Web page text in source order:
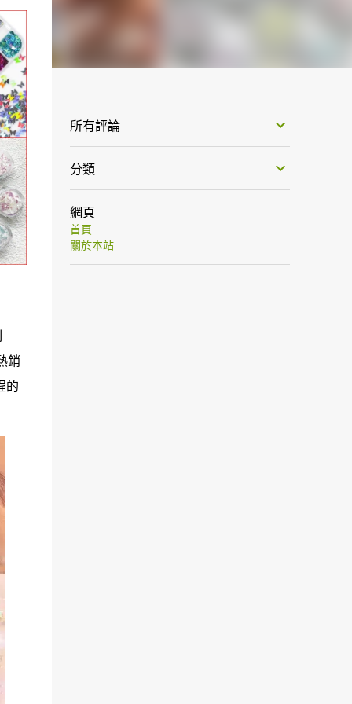
銷
的
所有評論
分類
網頁
首頁
關於本站